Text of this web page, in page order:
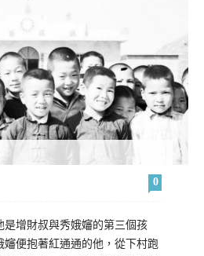
0
是增財叔與秀娥嬸的第三個孩
嬸便抱著紅通通的他，從下村跑